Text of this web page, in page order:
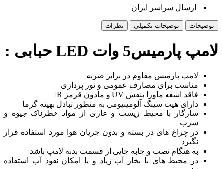
ارسال سراسر ایران
توضیحات توضیحات تکمیلی نظرات
لامپ پارمیس5 وات LED حبابی :
لامپ پارمیس مقاوم در برابر ضربه
مناسب برای مصارف عمومی و نور پردازی
فاقد اشعه ماورا بنفش UV و مادون قرمز IR
دارای هیت سینگ آلومینیومی به منظور تبادل بهینه گرما
سازگار با محیط زیست و عاری از مواد خطرناک جیوه و
سرب
در چراغ های در بسته و بدون جریان هوا مورد استفاده قرار
نگیرد
به هنگام نصب و جابه جایی از قسمت بدنه لامپ باشد
در محیط های با بخار آب زیاد و یا امکان نفوذ آب استفاده